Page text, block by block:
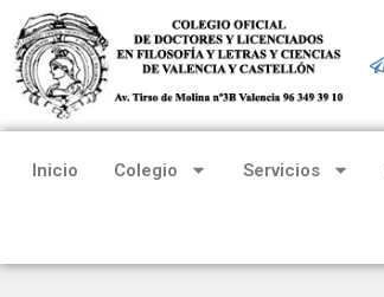
Saltar
al
contenido
Inicio Colegio Servicios